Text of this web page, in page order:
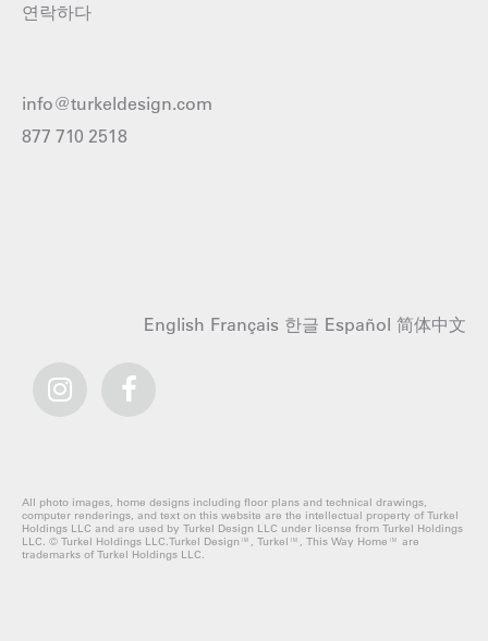
연락하다
info@turkeldesign.com
877 710 2518
English Français 한글 Español 简体中文
All photo images, home designs including floor plans and technical drawings,
computer renderings, and text on this website are the intellectual property of Turkel
Holdings LLC and are used by Turkel Design LLC under license from Turkel Holdings
LLC. © Turkel Holdings LLC.Turkel Design™, Turkel™, This Way Home™ are
trademarks of Turkel Holdings LLC.